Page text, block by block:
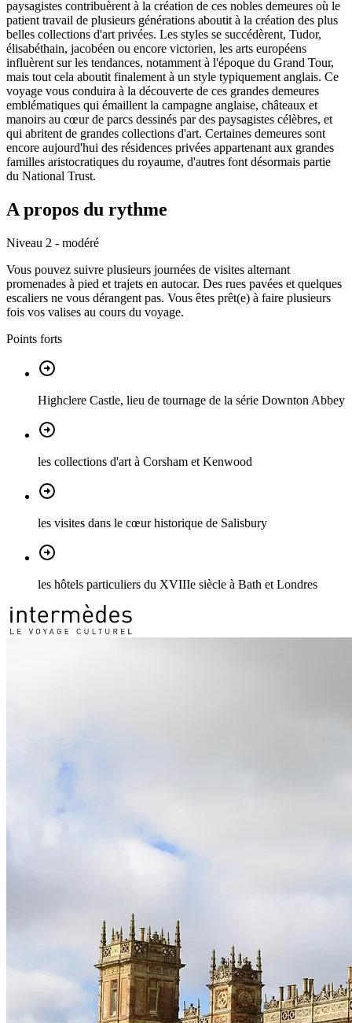
paysagistes contribuèrent à la création de ces nobles demeures où le
patient travail de plusieurs générations aboutit à la création des plus
belles collections d'art privées. Les styles se succédèrent, Tudor,
élisabéthain, jacobéen ou encore victorien, les arts européens
influèrent sur les tendances, notamment à l'époque du Grand Tour,
mais tout cela aboutit finalement à un style typiquement anglais. Ce
voyage vous conduira à la découverte de ces grandes demeures
emblématiques qui émaillent la campagne anglaise, châteaux et
manoirs au cœur de parcs dessinés par des paysagistes célèbres, et
qui abritent de grandes collections d'art. Certaines demeures sont
encore aujourd'hui des résidences privées appartenant aux grandes
familles aristocratiques du royaume, d'autres font désormais partie
du National Trust.
A propos du rythme
Niveau 2 - modéré
Vous pouvez suivre plusieurs journées de visites alternant
promenades à pied et trajets en autocar. Des rues pavées et quelques
escaliers ne vous dérangent pas. Vous êtes prêt(e) à faire plusieurs
fois vos valises au cours du voyage.
Points forts
Highclere Castle, lieu de tournage de la série Downton Abbey
les collections d'art à Corsham et Kenwood
les visites dans le cœur historique de Salisbury
les hôtels particuliers du XVIIIe siècle à Bath et Londres